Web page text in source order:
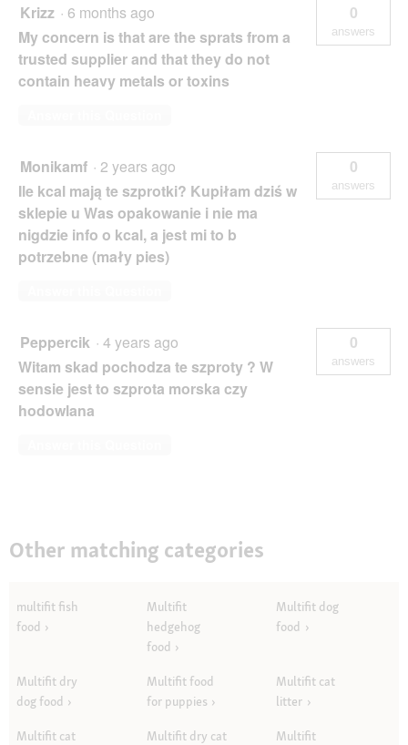
Krizz · 6 months ago
My concern is that are the sprats from a
trusted supplier and that they do not
contain heavy metals or toxins
0
answers
Monikamf · 2 years ago
Ile kcal mają te szprotki? Kupiłam dziś w
sklepie u Was opakowanie i nie ma
nigdzie info o kcal, a jest mi to b
potrzebne (mały pies)
0
answers
Peppercik · 4 years ago
Witam skad pochodza te szproty ? W
sensie jest to szprota morska czy
hodowlana
0
answers
Other matching categories
multifit fish
food
Multifit
hedgehog
food
Multifit dog
food
Multifit dry
dog food
Multifit food
for puppies
Multifit cat
litter
Multifit cat
Multifit dry cat
Multifit